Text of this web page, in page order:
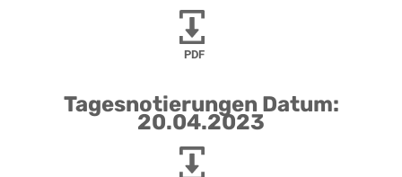
PDF
Tagesnotierungen Datum:
20.04.2023